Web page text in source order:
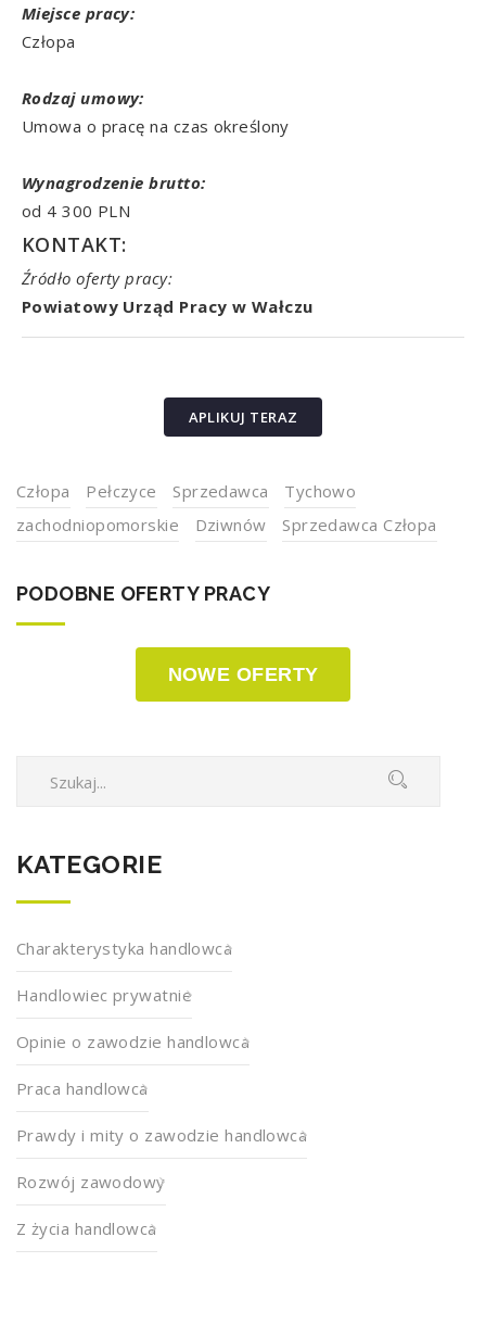
Miejsce pracy:
Człopa
Rodzaj umowy:
Umowa o pracę na czas określony
Wynagrodzenie brutto:
od 4 300 PLN
KONTAKT:
Źródło oferty pracy:
Powiatowy Urząd Pracy w Wałczu
APLIKUJ TERAZ
Człopa Pełczyce Sprzedawca
Tychowo
zachodniopomorskie
Dziwnów Sprzedawca Człopa
PODOBNE OFERTY PRACY
NOWE OFERTY
KATEGORIE
Charakterystyka handlowca
Handlowiec prywatnie
Opinie o zawodzie handlowca
Praca handlowca
Prawdy i mity o zawodzie handlowca
Rozwój zawodowy
Z życia handlowca